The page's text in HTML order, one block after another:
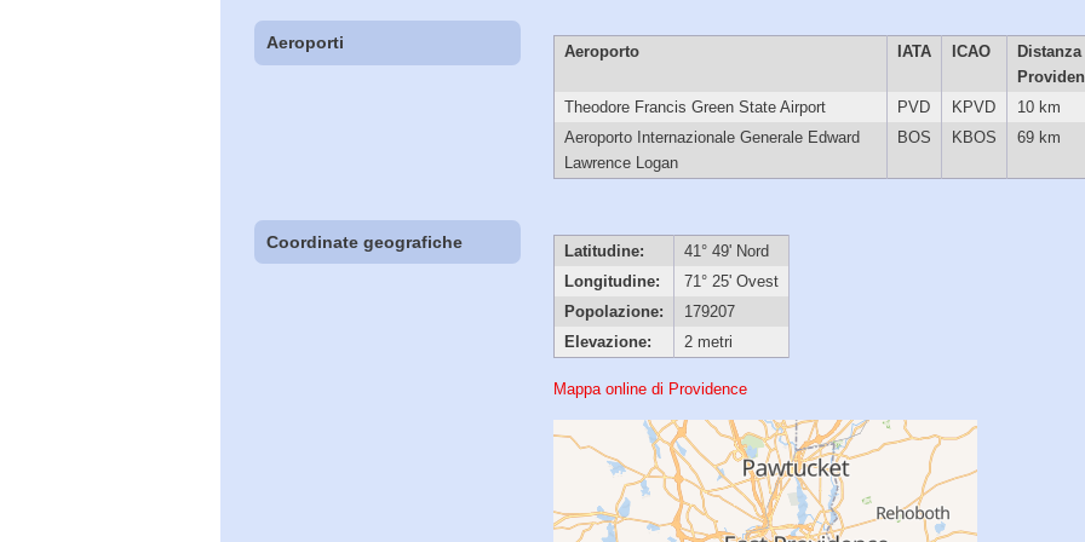
Aeroporti Aeroporto IATA ICAO
Distanza
Theodore Francis Green State Airport
PVD KPVD
10 km
Aeroporto Internazionale Generale Edward
Lawrence Logan
BOS KBOS 69 km
Coordinate geografiche Latitudine:
41° 49' Nord
Longitudine:
71° 25' Ovest
Popolazione:
179207
Elevazione:
2 metri
Mappa online di Providence